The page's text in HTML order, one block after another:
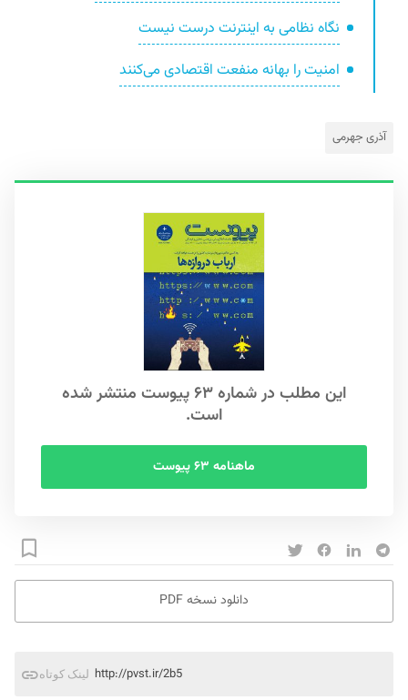
نگاه نظامی به اینترنت د‌‌رست نیست
امنیت را بهانه‌ منفعت اقتصاد‌‌ی می‌کنند‌‌
آذری جهرمی
این مطلب در شماره ۶۳ پیوست منتشر شده
است.
ماهنامه ۶۳ پیوست
دانلود نسخه PDF
لینک کوتاه http://pvst.ir/2b5